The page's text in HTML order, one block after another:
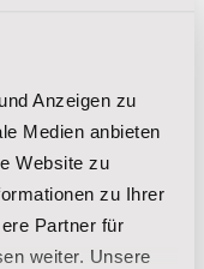
Anzeigen zu
Medien anbieten
Website zu
zu Ihrer
Partner für
weiter. Unsere
Ein